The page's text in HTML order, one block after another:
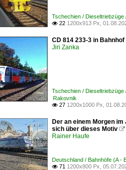
Tschechien /
 22 1200x913 Px,
CD 814 233-3 in
Jiri Zanka
Tschechien /
Rakovnik
 27 1200x1000 Px,
Der an einem Morgen
sich über dieses Motiv 
Rainer Haufe
Deutschland / Bahnhöfe (A -
 71 1200x800 Px,